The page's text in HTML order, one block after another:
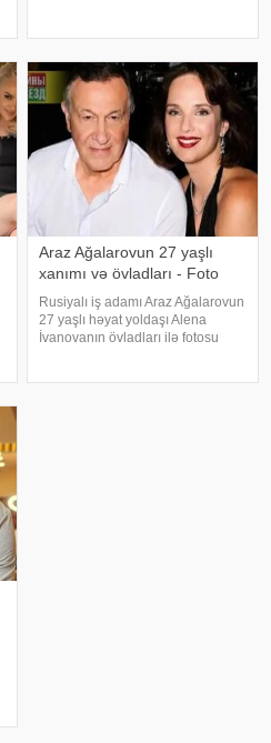
Malikdən ayrıldıqdan sonra Cicini
Araz Ağalarovun 27 yaşlı
xanımı və övladları - Foto
Rusiyalı iş adamı Araz Ağalarovun
27 yaşlı həyat yoldaşı Alena
İvanovanın övladları ilə fotosu